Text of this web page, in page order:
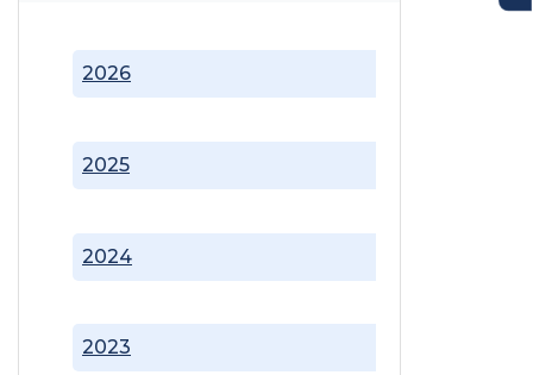
2023
2024
2025
2026